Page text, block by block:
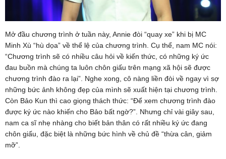
Mở đầu chương trình ở tuần này, Annie đòi “quay xe” khi bị MC
Minh Xù “hù dọa” về thể lệ của chương trình. Cụ thể, nam MC nói:
“Chương trình sẽ có nhiều câu hỏi về kiến thức, có những ký ức
đau buồn mà chúng ta luôn chôn giấu trên mạng xã hội sẽ được
chương trình đào ra lại”. Nghe xong, cô nàng liền đòi về ngay vì sợ
những bức ảnh không đẹp của mình sẽ xuất hiện tại chương trình.
Còn Bảo Kun thì cao giọng thách thức: “Để xem chương trình đào
được ký ức nào khiến cho Bảo bất ngờ?”. Nhưng chỉ vài giây sau,
nam ca sĩ nhẹ nhàng cho biết bản thân có rất nhiều ký ức đang
chôn giấu, đặc biệt là những bức hình về chủ đề “thừa cân, giảm
mỡ”.